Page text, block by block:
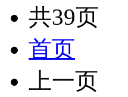
共39页
首页
上一页